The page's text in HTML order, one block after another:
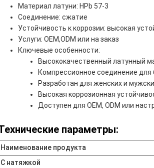
Материал латуни: HPb 57-3
Соединение: сжатие
Устойчивость к коррозии: высокая
Услуги: OEM,ODM или на заказ
Ключевые особенности:
Высококачественный латунный
Компрессионное соединение для
Разработан для женских и
Высокая коррозионная
Доступен для OEM, ODM или
параметры:
Наименование продукта
С натяжкой